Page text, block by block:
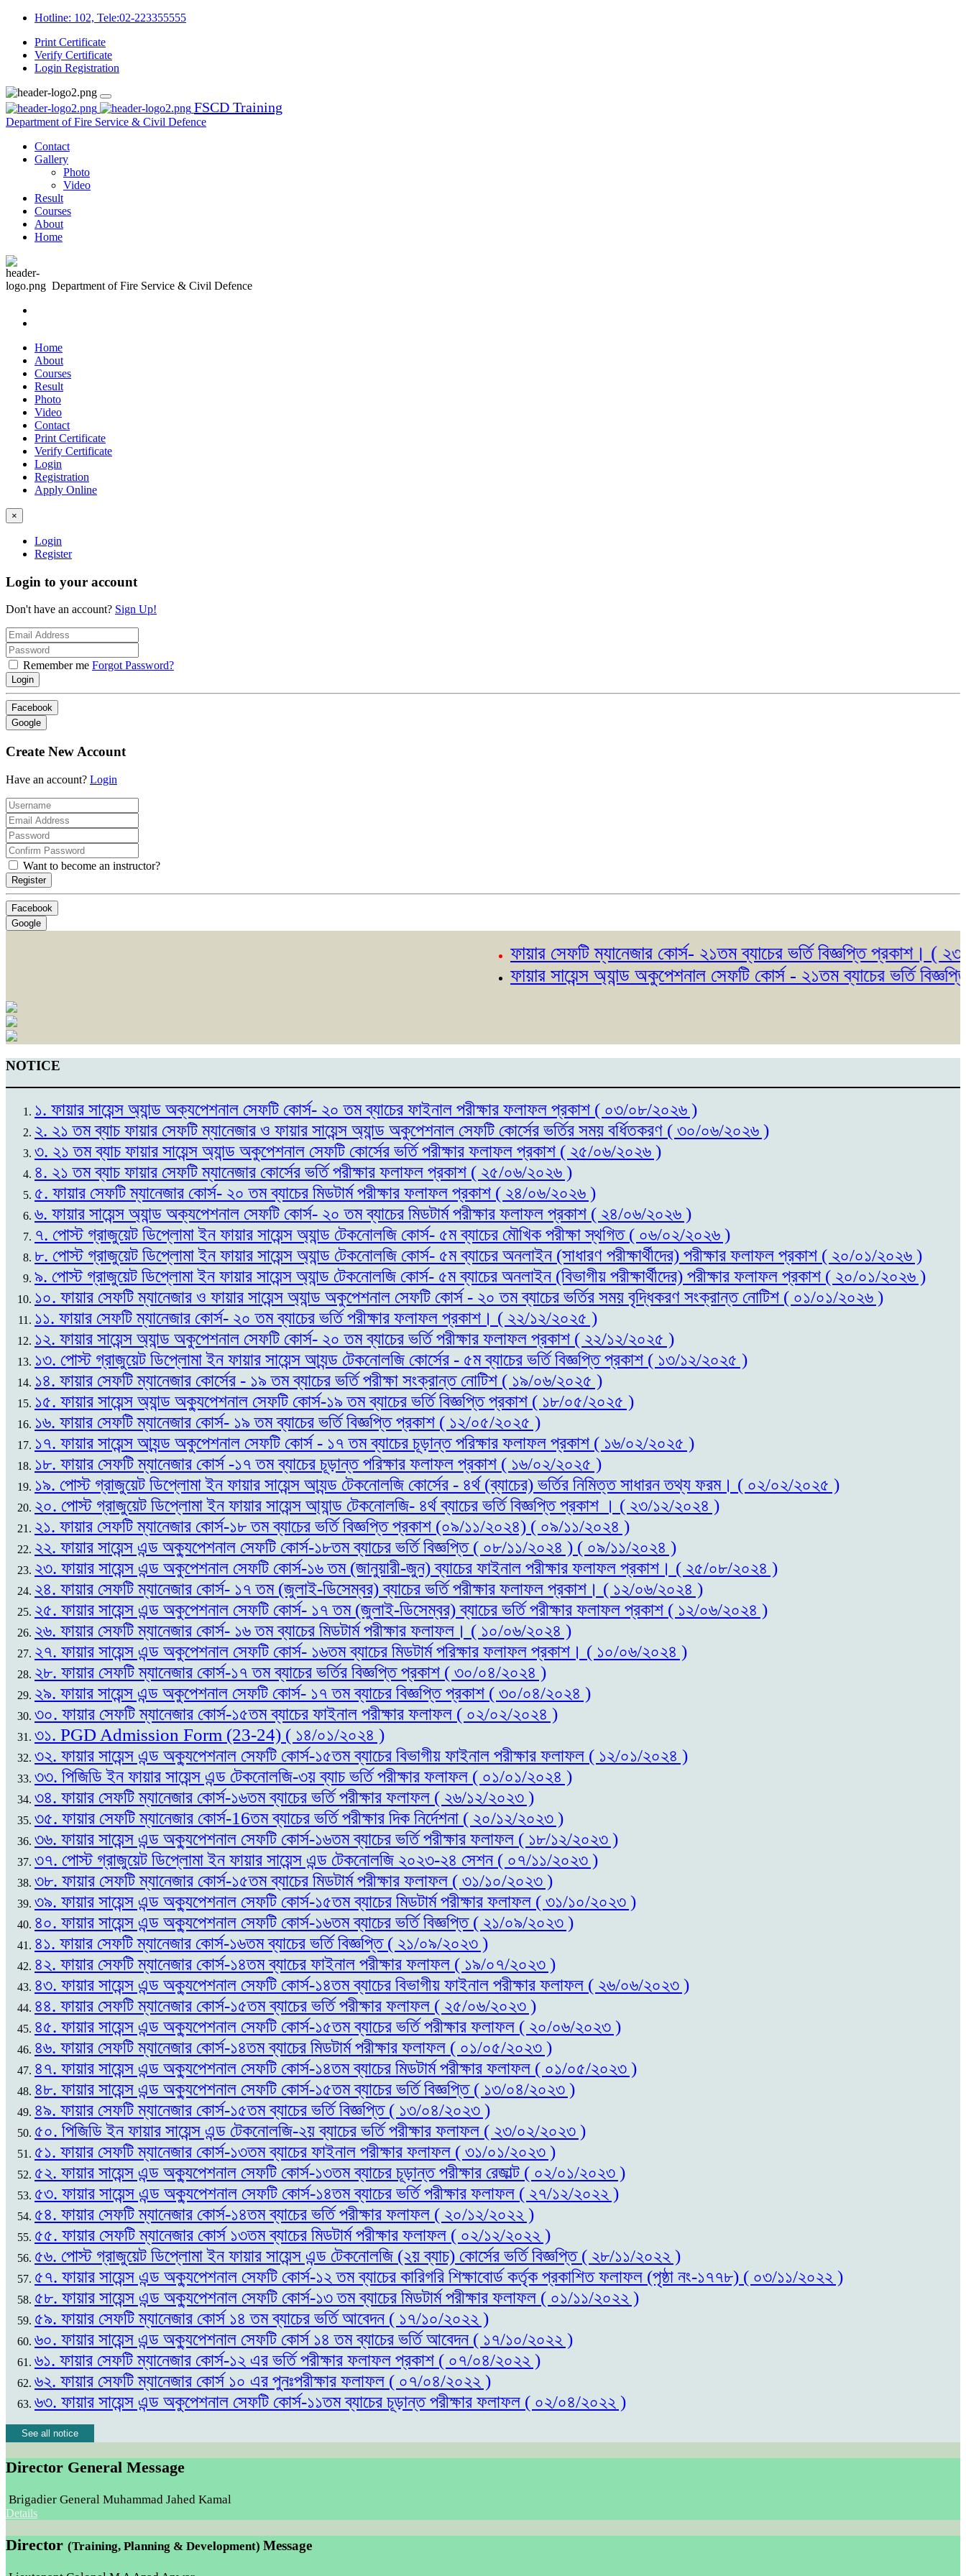
Hotline: 102, Tele:02-223355555
Print Certificate
Verify Certificate
Login Registration
FSCD Training
Department of Fire Service & Civil Defence
Contact
Gallery
Photo
Video
Result
Courses
About
Home
Department of Fire Service & Civil Defence
Home
About
Courses
Result
Photo
Video
Contact
Print Certificate
Verify Certificate
Login
Registration
Apply Online
×
Login
Register
Login to your account
Don't have an account? Sign Up!
Remember me Forgot Password?
Login
Facebook
Google
Create New Account
Have an account? Login
Want to become an instructor?
Register
Facebook
Google
ফায়ার সেফটি ম্যানেজার কোর্স- ২১তম ব্যাচের ভর্তি বিজ্ঞপ্তি প্রকাশ। ( ২৩/০৫/
ফায়ার সায়েন্স অ্যান্ড অকুপেশনাল সেফটি কোর্স - ২১তম ব্যাচের ভর্তি বিজ্ঞপ্তি
NOTICE
১. ফায়ার সায়েন্স অ্যান্ড অক্যপেশনাল সেফটি কোর্স- ২০ তম ব্যাচের ফাইনাল পরীক্ষার ফলাফল প্রকাশ ( ০৩/০৮/২০২৬ )
২. ২১ তম ব্যাচ ফায়ার সেফটি ম্যানেজার ও ফায়ার সায়েন্স অ্যান্ড অকুপেশনাল সেফটি কোর্সের ভর্তির সময় বর্ধিতকরণ ( ৩০/০৬/২০২৬ )
৩. ২১ তম ব্যাচ ফায়ার সায়েন্স অ্যান্ড অকুপেশনাল সেফটি কোর্সের ভর্তি পরীক্ষার ফলাফল প্রকাশ ( ২৫/০৬/২০২৬ )
৪. ২১ তম ব্যাচ ফায়ার সেফটি ম্যানেজার কোর্সের ভর্তি পরীক্ষার ফলাফল প্রকাশ ( ২৫/০৬/২০২৬ )
৫. ফায়ার সেফটি ম্যানেজার কোর্স- ২০ তম ব্যাচের মিডটার্ম পরীক্ষার ফলাফল প্রকাশ ( ২৪/০৬/২০২৬ )
৬. ফায়ার সায়েন্স অ্যান্ড অক্যপেশনাল সেফটি কোর্স- ২০ তম ব্যাচের মিডটার্ম পরীক্ষার ফলাফল প্রকাশ ( ২৪/০৬/২০২৬ )
৭. পোস্ট গ্রাজুয়েট ডিপ্লোমা ইন ফায়ার সায়েন্স অ্যান্ড টেকনোলজি কোর্স- ৫ম ব্যাচের মৌখিক পরীক্ষা স্থগিত ( ০৬/০২/২০২৬ )
৮. পোস্ট গ্রাজুয়েট ডিপ্লোমা ইন ফায়ার সায়েন্স অ্যান্ড টেকনোলজি কোর্স- ৫ম ব্যাচের অনলাইন (সাধারণ পরীক্ষার্থীদের) পরীক্ষার ফলাফল প্রকাশ ( ২০/০১/২০২৬ )
৯. পোস্ট গ্রাজুয়েট ডিপ্লোমা ইন ফায়ার সায়েন্স অ্যান্ড টেকনোলজি কোর্স- ৫ম ব্যাচের অনলাইন (বিভাগীয় পরীক্ষার্থীদের) পরীক্ষার ফলাফল প্রকাশ ( ২০/০১/২০২৬ )
১০. ফায়ার সেফটি ম্যানেজার ও ফায়ার সায়েন্স অ্যান্ড অকুপেশনাল সেফটি কোর্স - ২০ তম ব্যাচের ভর্তির সময় বৃদ্ধিকরণ সংক্রান্ত নোটিশ ( ০১/০১/২০২৬ )
১১. ফায়ার সেফটি ম্যানেজার কোর্স- ২০ তম ব্যাচের ভর্তি পরীক্ষার ফলাফল প্রকাশ। ( ২২/১২/২০২৫ )
১২. ফায়ার সায়েন্স অ্যান্ড অকুপেশনাল সেফটি কোর্স- ২০ তম ব্যাচের ভর্তি পরীক্ষার ফলাফল প্রকাশ ( ২২/১২/২০২৫ )
১৩. পোস্ট গ্রাজুয়েট ডিপ্লোমা ইন ফায়ার সায়েন্স আ্যন্ড টেকনোলজি কোর্সের - ৫ম ব্যাচের ভর্তি বিজ্ঞপ্তি প্রকাশ ( ১৩/১২/২০২৫ )
১৪. ফায়ার সেফটি ম্যানেজার কোর্সের - ১৯ তম ব্যাচের ভর্তি পরীক্ষা সংক্রান্ত নোটিশ ( ১৯/০৬/২০২৫ )
১৫. ফায়ার সায়েন্স অ্যান্ড অক্যুপেশনাল সেফটি কোর্স-১৯ তম ব্যাচের ভর্তি বিজ্ঞপ্তি প্রকাশ ( ১৮/০৫/২০২৫ )
১৬. ফায়ার সেফটি ম্যানেজার কোর্স- ১৯ তম ব্যাচের ভর্তি বিজ্ঞপ্তি প্রকাশ ( ১২/০৫/২০২৫ )
১৭. ফায়ার সায়েন্স আ্যন্ড অকুপেশনাল সেফটি কোর্স - ১৭ তম ব্যাচের চূড়ান্ত পরিক্ষার ফলাফল প্রকাশ ( ১৬/০২/২০২৫ )
১৮. ফায়ার সেফটি ম্যানেজার কোর্স -১৭ তম ব্যাচের চূড়ান্ত পরিক্ষার ফলাফল প্রকাশ ( ১৬/০২/২০২৫ )
১৯. পোস্ট গ্রাজুয়েট ডিপ্লোমা ইন ফায়ার সায়েন্স আ্যন্ড টেকনোলজি কোর্সের - ৪র্থ (ব্যাচের) ভর্তির নিমিত্ত সাধারন তথ্য ফরম। ( ০২/০২/২০২৫ )
২০. পোস্ট গ্রাজুয়েট ডিপ্লোমা ইন ফায়ার সায়েন্স আ্যান্ড টেকনোলজি- ৪র্থ ব্যাচের ভর্তি বিজ্ঞপ্তি প্রকাশ । ( ২৩/১২/২০২৪ )
২১. ফায়ার সেফটি ম্যানেজার কোর্স-১৮ তম ব্যাচের ভর্তি বিজ্ঞপ্তি প্রকাশ (০৯/১১/২০২৪) ( ০৯/১১/২০২৪ )
২২. ফায়ার সায়েন্স এন্ড অক্যুপেশনাল সেফটি কোর্স-১৮তম ব্যাচের ভর্তি বিজ্ঞপ্তি ( ০৮/১১/২০২৪ ) ( ০৯/১১/২০২৪ )
২৩. ফায়ার সায়েন্স এন্ড অকুপেশনাল সেফটি কোর্স-১৬ তম (জানুয়ারী-জুন) ব্যাচের ফাইনাল পরীক্ষার ফলাফল প্রকাশ। ( ২৫/০৮/২০২৪ )
২৪. ফায়ার সেফটি ম্যানেজার কোর্স- ১৭ তম (জুলাই-ডিসেম্বর) ব্যাচের ভর্তি পরীক্ষার ফলাফল প্রকাশ। ( ১২/০৬/২০২৪ )
২৫. ফায়ার সায়েন্স এন্ড অকুপেশনাল সেফটি কোর্স- ১৭ তম (জুলাই-ডিসেম্বর) ব্যাচের ভর্তি পরীক্ষার ফলাফল প্রকাশ ( ১২/০৬/২০২৪ )
২৬. ফায়ার সেফটি ম্যানেজার কোর্স- ১৬ তম ব্যাচের মিডটার্ম পরীক্ষার ফলাফল। ( ১০/০৬/২০২৪ )
২৭. ফায়ার সায়েন্স এন্ড অকুপেশনাল সেফটি কোর্স- ১৬তম ব্যাচের মিডটার্ম পরিক্ষার ফলাফল প্রকাশ। ( ১০/০৬/২০২৪ )
২৮. ফায়ার সেফটি ম্যানেজার কোর্স-১৭ তম ব্যাচের ভর্তির বিজ্ঞপ্তি প্রকাশ ( ৩০/০৪/২০২৪ )
২৯. ফায়ার সায়েন্স এন্ড অকুপেশনাল সেফটি কোর্স- ১৭ তম ব্যাচের বিজ্ঞপ্তি প্রকাশ ( ৩০/০৪/২০২৪ )
৩০. ফায়ার সেফটি ম্যানেজার কোর্স-১৫তম ব্যাচের ফাইনাল পরীক্ষার ফলাফল ( ০২/০২/২০২৪ )
৩১. PGD Admission Form (23-24) ( ১৪/০১/২০২৪ )
৩২. ফায়ার সায়েন্স এন্ড অক্যুপেশনাল সেফটি কোর্স-১৫তম ব্যাচের বিভাগীয় ফাইনাল পরীক্ষার ফলাফল ( ১২/০১/২০২৪ )
৩৩. পিজিডি ইন ফায়ার সায়েন্স এন্ড টেকনোলজি-৩য় ব্যাচ ভর্তি পরীক্ষার ফলাফল ( ০১/০১/২০২৪ )
৩৪. ফায়ার সেফটি ম্যানেজার কোর্স-১৬তম ব্যাচের ভর্তি পরীক্ষার ফলাফল ( ২৬/১২/২০২৩ )
৩৫. ফায়ার সেফটি ম্যানেজার কোর্স-16তম ব্যাচের ভর্তি পরীক্ষার দিক নির্দেশনা ( ২০/১২/২০২৩ )
৩৬. ফায়ার সায়েন্স এন্ড অক্যুপেশনাল সেফটি কোর্স-১৬তম ব্যাচের ভর্তি পরীক্ষার ফলাফল ( ১৮/১২/২০২৩ )
৩৭. পোস্ট গ্রাজুয়েট ডিপ্লোমা ইন ফায়ার সায়েন্স এন্ড টেকনোলজি ২০২৩-২৪ সেশন ( ০৭/১১/২০২৩ )
৩৮. ফায়ার সেফটি ম্যানেজার কোর্স-১৫তম ব্যাচের মিডটার্ম পরীক্ষার ফলাফল ( ৩১/১০/২০২৩ )
৩৯. ফায়ার সায়েন্স এন্ড অক্যুপেশনাল সেফটি কোর্স-১৫তম ব্যাচের মিডটার্ম পরীক্ষার ফলাফল ( ৩১/১০/২০২৩ )
৪০. ফায়ার সায়েন্স এন্ড অক্যুপেশনাল সেফটি কোর্স-১৬তম ব্যাচের ভর্তি বিজ্ঞপ্তি ( ২১/০৯/২০২৩ )
৪১. ফায়ার সেফটি ম্যানেজার কোর্স-১৬তম ব্যাচের ভর্তি বিজ্ঞপ্তি ( ২১/০৯/২০২৩ )
৪২. ফায়ার সেফটি ম্যানেজার কোর্স-১৪তম ব্যাচের ফাইনাল পরীক্ষার ফলাফল ( ১৯/০৭/২০২৩ )
৪৩. ফায়ার সায়েন্স এন্ড অক্যুপেশনাল সেফটি কোর্স-১৪তম ব্যাচের বিভাগীয় ফাইনাল পরীক্ষার ফলাফল ( ২৬/০৬/২০২৩ )
৪৪. ফায়ার সেফটি ম্যানেজার কোর্স-১৫তম ব্যাচের ভর্তি পরীক্ষার ফলাফল ( ২৫/০৬/২০২৩ )
৪৫. ফায়ার সায়েন্স এন্ড অক্যুপেশনাল সেফটি কোর্স-১৫তম ব্যাচের ভর্তি পরীক্ষার ফলাফল ( ২০/০৬/২০২৩ )
৪৬. ফায়ার সেফটি ম্যানেজার কোর্স-১৪তম ব্যাচের মিডটার্ম পরীক্ষার ফলাফল ( ০১/০৫/২০২৩ )
৪৭. ফায়ার সায়েন্স এন্ড অক্যুপেশনাল সেফটি কোর্স-১৪তম ব্যাচের মিডটার্ম পরীক্ষার ফলাফল ( ০১/০৫/২০২৩ )
৪৮. ফায়ার সায়েন্স এন্ড অক্যুপেশনাল সেফটি কোর্স-১৫তম ব্যাচের ভর্তি বিজ্ঞপ্তি ( ১৩/০৪/২০২৩ )
৪৯. ফায়ার সেফটি ম্যানেজার কোর্স-১৫তম ব্যাচের ভর্তি বিজ্ঞপ্তি ( ১৩/০৪/২০২৩ )
৫০. পিজিডি ইন ফায়ার সায়েন্স এন্ড টেকনোলজি-২য় ব্যাচের ভর্তি পরীক্ষার ফলাফল ( ২৩/০২/২০২৩ )
৫১. ফায়ার সেফটি ম্যানেজার কোর্স-১৩তম ব্যাচের ফাইনাল পরীক্ষার ফলাফল ( ৩১/০১/২০২৩ )
৫২. ফায়ার সায়েন্স এন্ড অক্যুপেশনাল সেফটি কোর্স-১৩তম ব্যাচের চূড়ান্ত পরীক্ষার রেজাল্ট ( ০২/০১/২০২৩ )
৫৩. ফায়ার সায়েন্স এন্ড অক্যুপেশনাল সেফটি কোর্স-১৪তম ব্যাচের ভর্তি পরীক্ষার ফলাফল ( ২৭/১২/২০২২ )
৫৪. ফায়ার সেফটি ম্যানেজার কোর্স-১৪তম ব্যাচের ভর্তি পরীক্ষার ফলাফল ( ২০/১২/২০২২ )
৫৫. ফায়ার সেফটি ম্যানেজার কোর্স ১৩তম ব্যাচের মিডটার্ম পরীক্ষার ফলাফল ( ০২/১২/২০২২ )
৫৬. পোস্ট গ্রাজুয়েট ডিপ্লোমা ইন ফায়ার সায়েন্স এন্ড টেকনোলজি (২য় ব্যাচ) কোর্সের ভর্তি বিজ্ঞপ্তি ( ২৮/১১/২০২২ )
৫৭. ফায়ার সায়েন্স এন্ড অক্যুপেশনাল সেফটি কোর্স-১২ তম ব্যাচের কারিগরি শিক্ষাবোর্ড কর্তৃক প্রকাশিত ফলাফল (পৃষ্ঠা নং-১৭৭৮) ( ০৩/১১/২০২২ )
৫৮. ফায়ার সায়েন্স এন্ড অক্যুপেশনাল সেফটি কোর্স-১৩ তম ব্যাচের মিডটার্ম পরীক্ষার ফলাফল ( ০১/১১/২০২২ )
৫৯. ফায়ার সেফটি ম্যানেজার কোর্স ১৪ তম ব্যাচের ভর্তি আবেদন ( ১৭/১০/২০২২ )
৬০. ফায়ার সায়েন্স এন্ড অক্যুপেশনাল সেফটি কোর্স ১৪ তম ব্যাচের ভর্তি আবেদন ( ১৭/১০/২০২২ )
৬১. ফায়ার সেফটি ম্যানেজার কোর্স-১২ এর ভর্তি পরীক্ষার ফলাফল প্রকাশ ( ০৭/০৪/২০২২ )
৬২. ফায়ার সেফটি ম্যানেজার কোর্স ১০ এর পুনঃপরীক্ষার ফলাফল ( ০৭/০৪/২০২২ )
৬৩. ফায়ার সায়েন্স এন্ড অকুপেশনাল সেফটি কোর্স-১১তম ব্যাচের চূড়ান্ত পরীক্ষার ফলাফল ( ০২/০৪/২০২২ )
See all notice
Director General Message
Brigadier General Muhammad Jahed Kamal
Details
Director (Training, Planning & Development) Message